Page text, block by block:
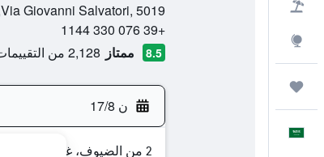
Via Giovanni Salvatori, 5019, أورفيتو, مقاطعة تيرني, إيطاليا
+39 076 330 1144
8.5 ممتاز 2,128 من التقييمات تم التحقق منها
ن 17/8
2 من الضيوف، غرفة واحدة